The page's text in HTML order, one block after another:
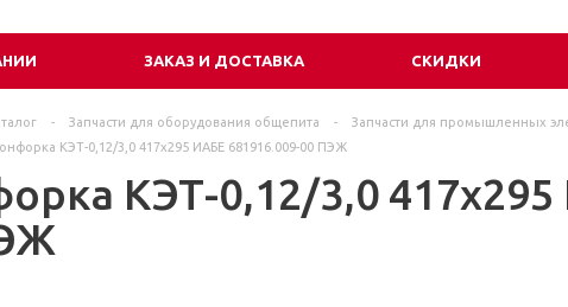
ЗАКАЗ И ДОСТАВКА СКИДКИ
- Запчасти для оборудования общепита - Запчасти для промышленных
КЭТ-0,12/3,0 417х295 ИАБЕ 681916.009-00 ПЭЖ
КЭТ-0,12/3,0